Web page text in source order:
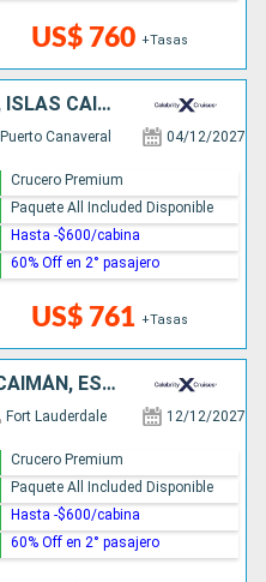
US$ 760 +Tasas
ESTADOS UNIDOS, MÉXICO, ISLAS CAIMÁN
Puerto Canaveral 04/12/2027
US$ 761 +Tasas
Crucero Premium
Paquete All Included Disponible
Hasta -$600/cabina
60% Off en 2° pasajero
BAHAMAS, MÉXICO, ISLAS CAIMÁN, ESTADOS UNIDOS
Fort Lauderdale 12/12/2027
Crucero Premium
Paquete All Included Disponible
Hasta -$600/cabina
60% Off en 2° pasajero